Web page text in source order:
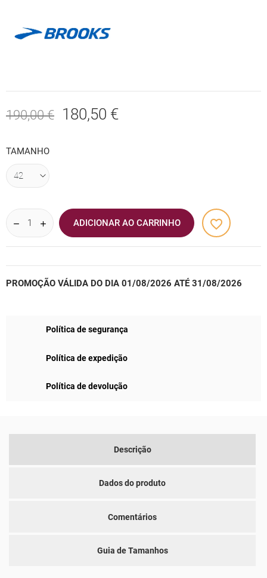
190,00 € 180,50 €
TAMANHO
ADICIONAR AO CARRINHO favorite_border
PROMOÇÃO VÁLIDA DO DIA 01/08/2026 ATÉ 31/08/2026
Política de segurança
Política de expedição
Política de devolução
Descrição
Dados do produto
Comentários
Guia de Tamanhos